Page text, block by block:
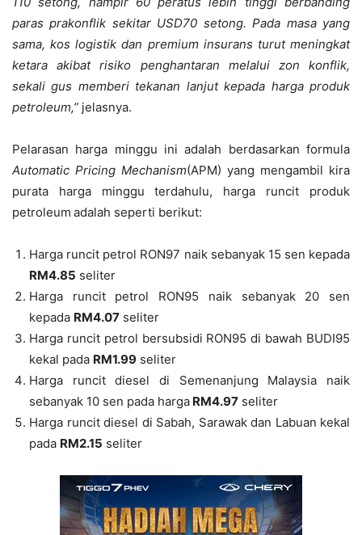
paras prakonflik sekitar USD70 setong. Pada masa yang
sama, kos logistik dan premium insurans turut meningkat
ketara akibat risiko penghantaran melalui zon konflik,
sekali gus memberi tekanan lanjut kepada harga produk
petroleum,” jelasnya.
Pelarasan harga minggu ini adalah berdasarkan formula
Automatic Pricing Mechanism(APM) yang mengambil kira
purata harga minggu terdahulu, harga runcit produk
petroleum adalah seperti berikut:
Harga runcit petrol RON97 naik sebanyak 15 sen kepada
RM4.85 seliter
Harga runcit petrol RON95 naik sebanyak 20 sen
kepada RM4.07 seliter
Harga runcit petrol bersubsidi RON95 di bawah BUDI95
kekal pada RM1.99 seliter
Harga runcit diesel di Semenanjung Malaysia naik
sebanyak 10 sen pada harga RM4.97 seliter
Harga runcit diesel di Sabah, Sarawak dan Labuan kekal
pada RM2.15 seliter